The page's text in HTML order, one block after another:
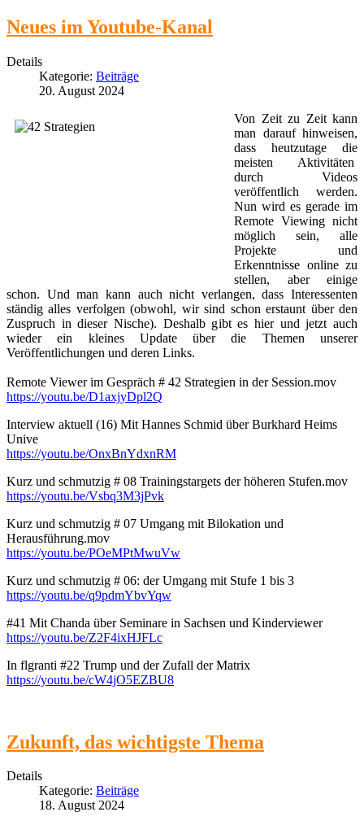
Neues im Youtube-Kanal
Details
Kategorie: Beiträge
20. August 2024
Von Zeit zu Zeit kann
man darauf hinweisen,
dass heutzutage die
meisten Aktivitäten
durch Videos
veröffentlich werden.
Nun wird es gerade im
Remote Viewing nicht
möglich sein, alle
Projekte und
Erkenntnisse online zu
stellen, aber einige
schon. Und man kann auch nicht verlangen, dass Interessenten
ständig alles verfolgen (obwohl, wir sind schon erstaunt über den
Zuspruch in dieser Nische). Deshalb gibt es hier und jetzt auch
wieder ein kleines Update über die Themen unserer
Veröffentlichungen und deren Links.
Remote Viewer im Gespräch # 42 Strategien in der Session.mov
https://youtu.be/D1axjyDpl2Q
Interview aktuell (16) Mit Hannes Schmid über Burkhard Heims
Unive
https://youtu.be/OnxBnYdxnRM
Kurz und schmutzig # 08 Trainingstargets der höheren Stufen.mov
https://youtu.be/Vsbq3M3jPvk
Kurz und schmutzig # 07 Umgang mit Bilokation und
Herausführung.mov
https://youtu.be/POeMPtMwuVw
Kurz und schmutzig # 06: der Umgang mit Stufe 1 bis 3
https://youtu.be/q9pdmYbvYqw
#41 Mit Chanda über Seminare in Sachsen und Kinderviewer
https://youtu.be/Z2F4ixHJFLc
In flgranti #22 Trump und der Zufall der Matrix
https://youtu.be/cW4jO5EZBU8
Zukunft, das wichtigste Thema
Details
Kategorie: Beiträge
18. August 2024